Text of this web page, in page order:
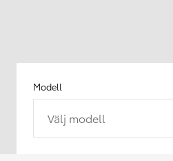
Från 238 900 kr
Modell
Välj modell